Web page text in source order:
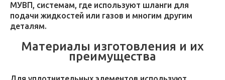
МУВП, системам, где используют шланги для
подачи жидкостей или газов и многим другим
деталям.
Материалы изготовления и их
преимущества